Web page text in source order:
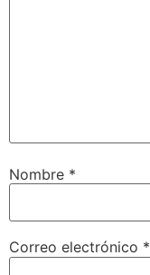
Nombre *
Correo electrónico *